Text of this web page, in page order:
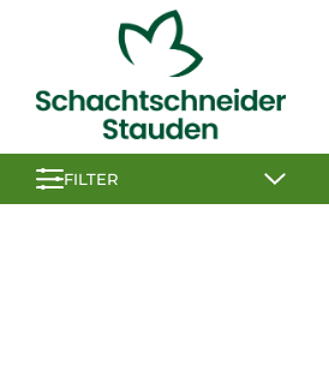
FILTER